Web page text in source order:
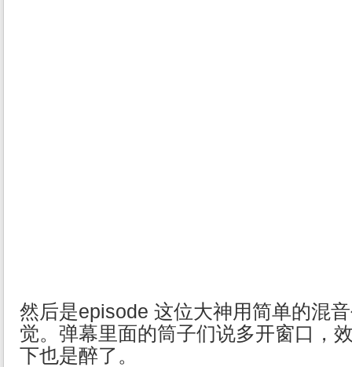
然后是episode 这位大神用简单的混
觉。弹幕里面的筒子们说多开窗口，
下也是醉了。